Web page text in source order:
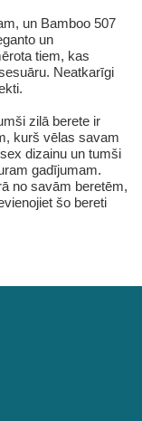
un Bamboo 507
un
tiem, kas
Neatkarīgi
zilā berete ir
kurš vēlas savam
dizainu un tumši
gadījumam.
no savām beretēm,
šo bereti